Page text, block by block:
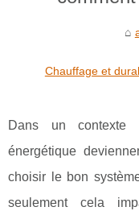
Chauffage et
Dans un contexte
énergétique
choisir le bon
seulement cela